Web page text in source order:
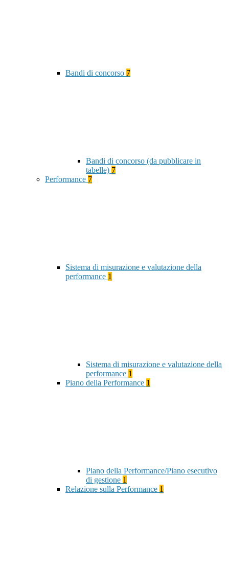
Bandi di concorso 7
Bandi di concorso (da pubblicare in
tabelle) 7
Performance 7
Sistema di misurazione e valutazione della
performance 1
Sistema di misurazione e valutazione della
performance 1
Piano della Performance 1
Piano della Performance/Piano esecutivo
di gestione 1
Relazione sulla Performance 1